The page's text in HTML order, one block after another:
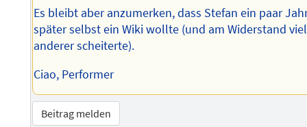
Es bleibt aber anzumerken, dass Stefan ein paar
später selbst ein Wiki wollte (und am Widerstand
anderer scheiterte).
Ciao, Performer
Beitrag melden